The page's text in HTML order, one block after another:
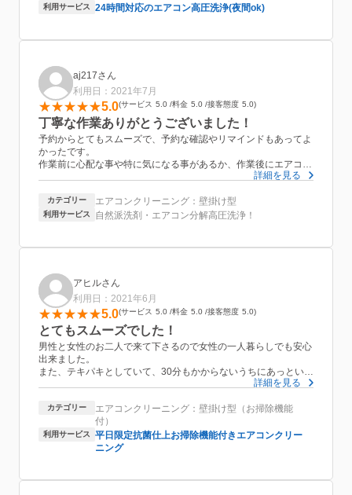
スピーディーかつ丁寧で良かったです。
利用サービス 24時間対応のエアコン高圧洗浄(夜間ok)
aj217さん
利用日：2021年7月
5.0 サービス 5.0 料金 5.0 接客態度 5.0
丁寧な作業ありがとうございました！
予約からとてもスムーズで、予約な確認やリマインドもあってよ
かったです。
作業前に心配な事や特に気になる事があるか、作業後にエアコン
の状態やどの程度の汚れだったのかの説明もしっかりあり安心し
らは涼しい内にお願いしようと思います。
詳細を見る
カテゴリー エアコンクリーニング：壁掛け型
利用サービス 自然派洗剤・エアコン分解高圧洗浄！
アヒルさん
利用日：2021年6月
5.0 サービス 5.0 料金 5.0 接客態度 5.0
とてもスムーズでした！
男性と女性のお二人で来て下さるので女性の一人暮らしでも安心
出来ました。
また、テキパキとしていて、30分もかからないうちにあっという
間に綺麗にして頂きました！エアコンの悩みがあったのですが、
金額含めてとても満足でした。
この夏快適に過ごせそうです。
また来年お願いしたいと思います。
詳細を見る
カテゴリー
エアコンクリーニング：壁掛け型（お掃除機能
付）
利用サービス
平日限定抗菌仕上お掃除機能付きエアコンクリー
ニング